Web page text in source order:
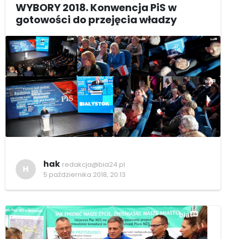
WYBORY 2018. Konwencja PiS w
gotowości do przejęcia władzy
H hak redakcja@bia24.pl
5 października 2018, 20:13